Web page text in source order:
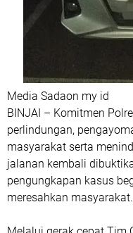
Media Sadaon my id
BINJAI – Komitmen
perlindungan,
masyarakat serta
jalanan kembali
pengungkapan kasus
meresahkan masyarakat.